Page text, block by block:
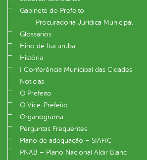
Gabinete do Prefeito
Procuradoria Jurídica Municipal
Glossários
Hino de Itacuruba
História
I Conferência Municipal das Cidades
Notícias
O Prefeito
O Vice-Prefeito
Organograma
Perguntas Frequentes
Plano de adequação – SIAFIC
PNAB – Plano Nacional Aldir Blanc